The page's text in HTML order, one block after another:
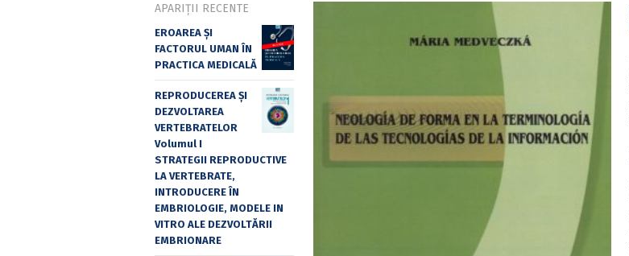
APARIȚII RECENTE
EROAREA ȘI
FACTORUL UMAN ÎN
PRACTICA MEDICALĂ
REPRODUCEREA ȘI
DEZVOLTAREA
VERTEBRATELOR
Volumul I
STRATEGII REPRODUCTIVE
LA VERTEBRATE,
INTRODUCERE ÎN
EMBRIOLOGIE, MODELE IN
VITRO ALE DEZVOLTĂRII
EMBRIONARE